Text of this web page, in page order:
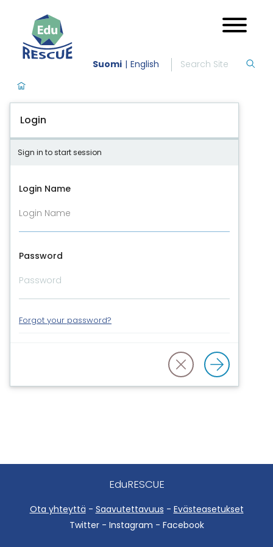
Suomi English
Login
Sign in to start session
Login Name
Password
Forgot your password?
EduRESCUE
Ota yhteyttä - Saavutettavuus - Evästeasetukset
Twitter - Instagram - Facebook